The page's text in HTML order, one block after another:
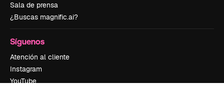
Sala de prensa
¿Buscas magnific.ai?
Síguenos
Atención al cliente
Instagram
YouTube